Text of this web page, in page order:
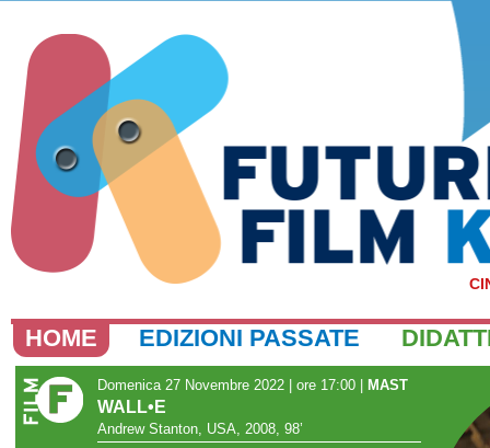
HOME EDIZIONI PASSATE
Domenica 27 Novembre 2022 | ore 17:00 MAST
WALL•E
Andrew Stanton, USA, 2008, 98’